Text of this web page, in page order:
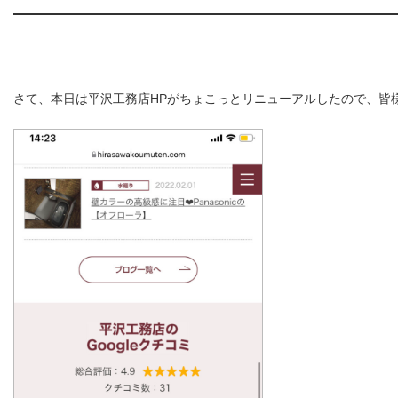
さて、本日は平沢工務店HPがちょこっとリニューアルしたので、皆